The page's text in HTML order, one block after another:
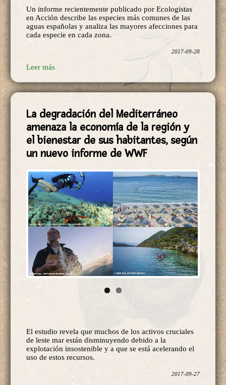
Un informe recientemente publicado por Ecologistas
en Acción describe las especies más comunes de las
aguas españolas y analiza las mayores afecciones para
cada especie en cada zona.
2017-09-28
Leer más
La degradación del Mediterráneo
amenaza la economía de la región y
el bienestar de sus habitantes, según
un nuevo informe de WWF
El estudio revela que muchos de los activos cruciales
de leste mar están disminuyendo debido a la
explotación insostenible y a que se está acelerando el